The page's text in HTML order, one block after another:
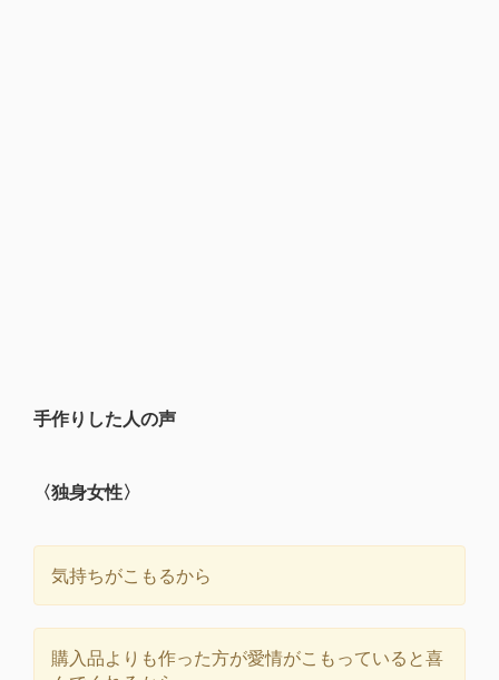
手作りした人の声
〈独身女性〉
気持ちがこもるから
購入品よりも作った方が愛情がこもっていると喜